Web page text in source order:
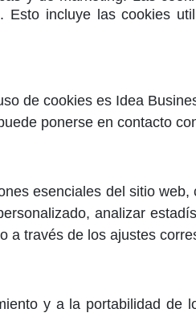
incluye las cookies
de cookies es Idea
ponerse en contacto
esenciales del sitio
analizar
a través de los ajustes
y a la portabilidad